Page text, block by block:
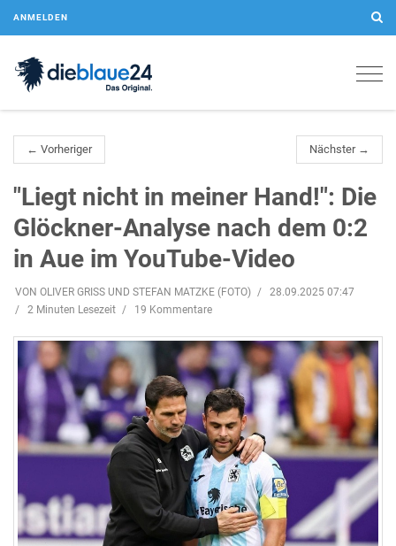
ANMELDEN
← Vorheriger Nächster →
"Liegt nicht in meiner Hand!": Die
Glöckner-Analyse nach dem 0:2
in Aue im YouTube-Video
VON OLIVER GRISS UND STEFAN MATZKE (FOTO)
28.09.2025 07:47
2 Minuten Lesezeit
19 Kommentare